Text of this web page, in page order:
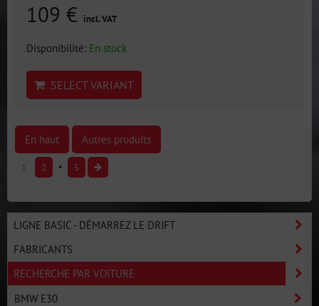
109 € incl. VAT
Disponibilité: En stock
SELECT VARIANT
En haut Autres produits
1 2 5
LIGNE BASIC - DÉMARREZ LE DRIFT
FABRICANTS
RECHERCHE PAR VOITURE
BMW E30